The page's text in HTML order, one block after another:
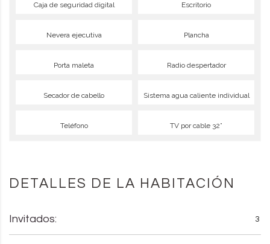
Caja de seguridad digital Escritorio
Nevera ejecutiva Plancha
Porta maleta Radio despertador
Secador de cabello Sistema agua caliente individual
Teléfono TV por cable 32”
DETALLES DE LA HABITACIÓN
Invitados: 3